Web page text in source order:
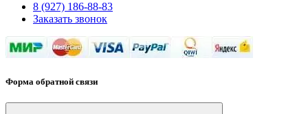
8 (927) 186-88-83
Заказать звонок
Форма обратной связи